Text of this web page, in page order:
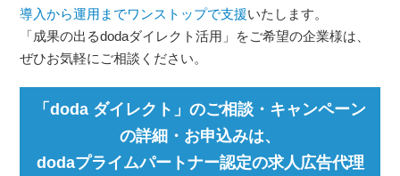
導入から運用までワンストップで支援いたします。
「成果の出るdodaダイレクト活用」をご希望の企業様は、
ぜひお気軽にご相談ください。
「doda ダイレクト」のご相談・キャンペーン
の詳細・お申込みは、
dodaプライムパートナー認定の求人広告代理